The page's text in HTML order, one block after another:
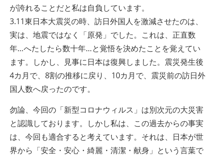
が誇れることだと私は自負しています。
3.11東日本大震災の時、訪日外国人を激減させたのは、
実は、地震ではなく「原発」でした。これは、正直数
年…へたしたら数十年…と覚悟を決めたことを覚えてい
ます。しかし、見事に日本は復興しました。震災発生後
4カ月で、8割の推移に戻り、10カ月で、震災前の訪日外
国人数へ戻ったのです。
勿論、今回の「新型コロナウィルス」は別次元の大災害
と認識しております。しかし私は、この過去からの事実
は、今回も適合すると考えています。それは、日本が世
界から「安全・安心・綺麗・清潔・献身」という言葉で